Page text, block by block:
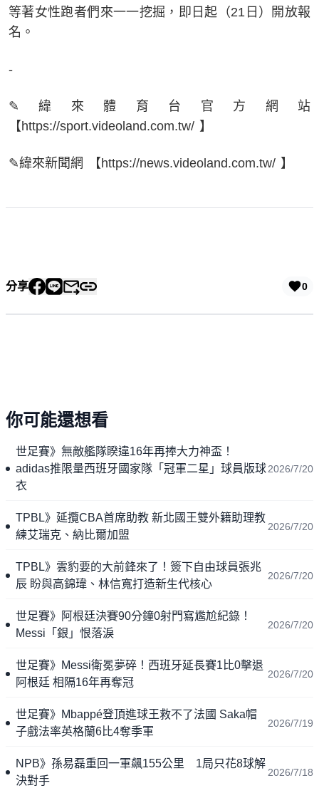
等著女性跑者們來一一挖掘，即日起（21日）開放報
名。
-
✎緯來體育台官方網站
【https://sport.videoland.com.tw/ 】
✎緯來新聞網 【https://news.videoland.com.tw/ 】
分享 0
你可能還想看
世足賽》無敵艦隊睽違16年再捧大力神盃！
adidas推限量西班牙國家隊「冠軍二星」球員版球
衣
2026/7/20
TPBL》延攬CBA首席助教 新北國王雙外籍助理教
練艾瑞克、納比爾加盟
2026/7/20
TPBL》雲豹要的大前鋒來了！簽下自由球員張兆
辰 盼與高錦瑋、林信寬打造新生代核心
2026/7/20
世足賽》阿根廷決賽90分鐘0射門寫尷尬紀錄！
Messi「銀」恨落淚
2026/7/20
世足賽》Messi衛冕夢碎！西班牙延長賽1比0擊退
阿根廷 相隔16年再奪冠
2026/7/20
世足賽》Mbappé登頂進球王救不了法國 Saka帽
子戲法率英格蘭6比4奪季軍
2026/7/19
NPB》孫易磊重回一軍飆155公里 1局只花8球解
決對手
2026/7/18